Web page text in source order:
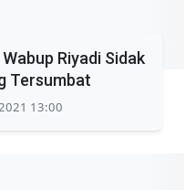
Riyadi Sidak
Tersumbat
13:00